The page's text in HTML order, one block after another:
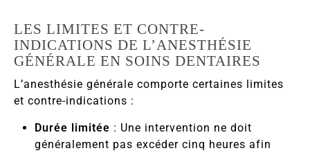
LES LIMITES ET CONTRE-
INDICATIONS DE L’ANESTHÉSIE
GÉNÉRALE EN SOINS DENTAIRES
L’anesthésie générale comporte certaines limites
et contre-indications :
Durée limitée : Une intervention ne doit
généralement pas excéder cinq heures afin